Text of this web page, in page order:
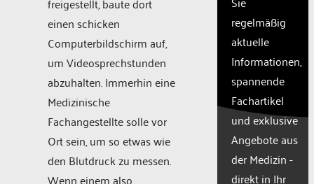
einen schicken
Computerbildschirm auf,
um Videosprechstunden
abzuhalten. Immerhin eine
Medizinische
Fachangestellte solle vor
Ort sein, um so etwas wie
den Blutdruck zu messen.
Wenn einem also,
CMP
to add
content
to the
list of
used.
Powered
Consent
regelmäßig
aktuelle
Informationen,
spannende
Fachartikel
und exklusive
Angebote aus
der Medizin -
direkt in Ihr